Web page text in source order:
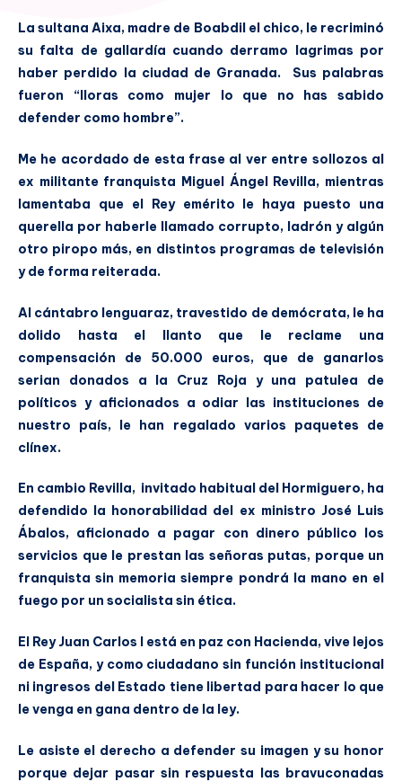
La sultana Aixa, madre de Boabdil el chico, le recriminó
su falta de gallardía cuando derramo lagrimas por
haber perdido la ciudad de Granada. Sus palabras
fueron “lloras como mujer lo que no has sabido
defender como hombre”.
Me he acordado de esta frase al ver entre sollozos al
ex militante franquista Miguel Ángel Revilla, mientras
lamentaba que el Rey emérito le haya puesto una
querella por haberle llamado corrupto, ladrón y algún
otro piropo más, en distintos programas de televisión
y de forma reiterada.
Al cántabro lenguaraz, travestido de demócrata, le ha
dolido hasta el llanto que le reclame una
compensación de 50.000 euros, que de ganarlos
serian donados a la Cruz Roja y una patulea de
políticos y aficionados a odiar las instituciones de
nuestro país, le han regalado varios paquetes de
clínex.
En cambio Revilla, invitado habitual del Hormiguero, ha
defendido la honorabilidad del ex ministro José Luis
Ábalos, aficionado a pagar con dinero público los
servicios que le prestan las señoras putas, porque un
franquista sin memoria siempre pondrá la mano en el
fuego por un socialista sin ética.
El Rey Juan Carlos I está en paz con Hacienda, vive lejos
de España, y como ciudadano sin función institucional
ni ingresos del Estado tiene libertad para hacer lo que
le venga en gana dentro de la ley.
Le asiste el derecho a defender su imagen y su honor
porque dejar pasar sin respuesta las bravuconadas